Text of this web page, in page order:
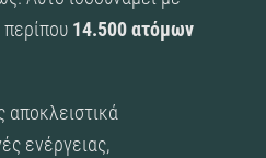
14.500 ατόμων
αποκλειστικά
ενέργειας,